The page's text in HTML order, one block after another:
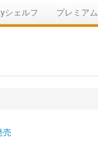
シェルフ プレミアム
売